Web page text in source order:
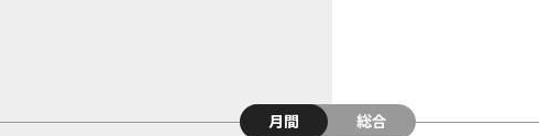
月間
総合